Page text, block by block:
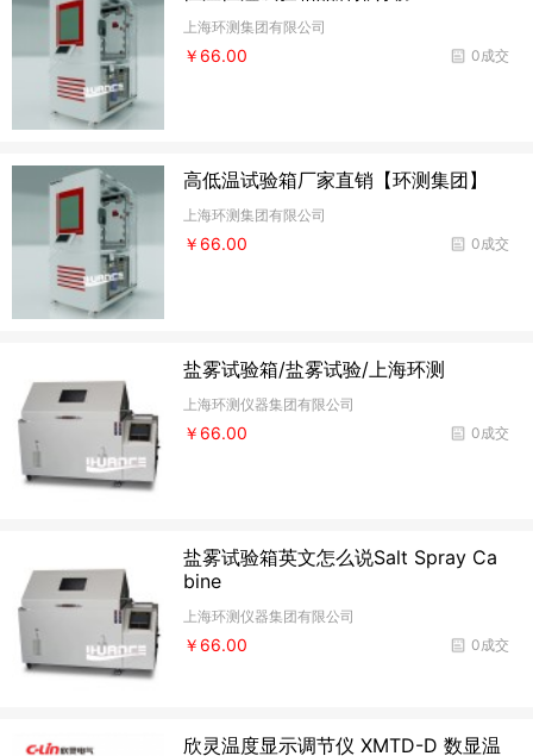
上海环测集团有限公司
0成交
￥66.00
高低温试验箱厂家直销【环测集团】
上海环测集团有限公司
0成交
￥66.00
盐雾试验箱/盐雾试验/上海环测
上海环测仪器集团有限公司
0成交
￥66.00
盐雾试验箱英文怎么说Salt Spray Ca
bine
上海环测仪器集团有限公司
0成交
￥66.00
欣灵温度显示调节仪 XMTD-D 数显温